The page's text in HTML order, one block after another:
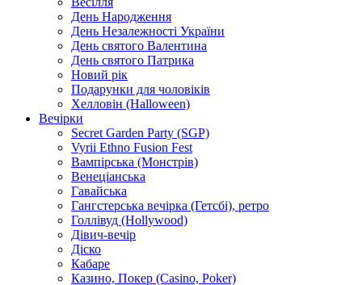
День Народження
День Незалежності України
День святого Валентина
День святого Патрика
Новий рік
Подарунки для чоловіків
Хелловін (Halloween)
Вечірки
Secret Garden Party (SGP)
Vyrii Ethno Fusion Fest
Вампірська (Монстрів)
Венеціанська
Гавайська
Гангстерська вечірка (Гетсбі), ретро
Голлівуд (Hollywood)
Дівич-вечір
Діско
Кабаре
Казино, Покер (Casino, Poker)